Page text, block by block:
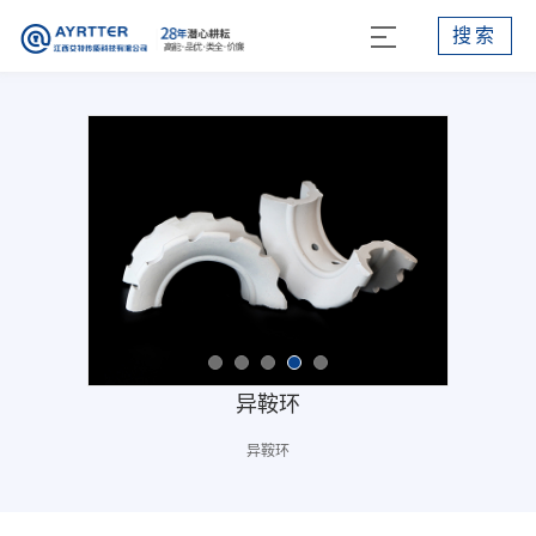
搜索
异鞍环
异鞍环